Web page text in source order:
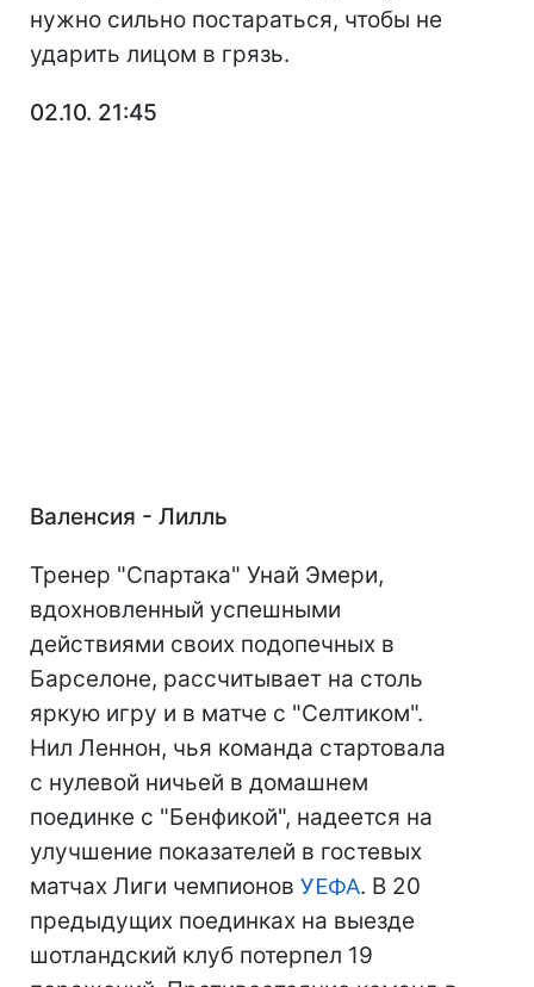
нужно сильно постараться, чтобы не
ударить лицом в грязь.
02.10. 21:45
Валенсия - Лилль
Тренер "Спартака" Унай Эмери,
вдохновленный успешными
действиями своих подопечных в
Барселоне, рассчитывает на столь
яркую игру и в матче с "Селтиком".
Нил Леннон, чья команда стартовала
с нулевой ничьей в домашнем
поединке с "Бенфикой", надеется на
улучшение показателей в гостевых
матчах Лиги чемпионов УЕФА. В 20
предыдущих поединках на выезде
шотландский клуб потерпел 19